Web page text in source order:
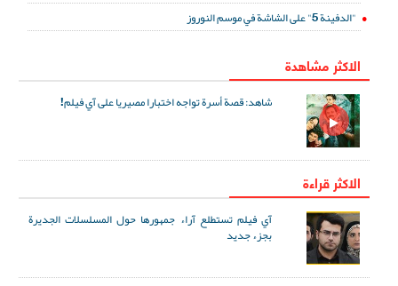
"الدفينة 5" على الشاشة في موسم النوروز
الاكثر مشاهدة
شاهد: قصة أسرة تواجه اختبارا مصيريا على آي فيلم!
الاكثر قراءة
آي فيلم تستطلع آراء جمهورها حول المسلسلات الجديرة
بجزء جديد